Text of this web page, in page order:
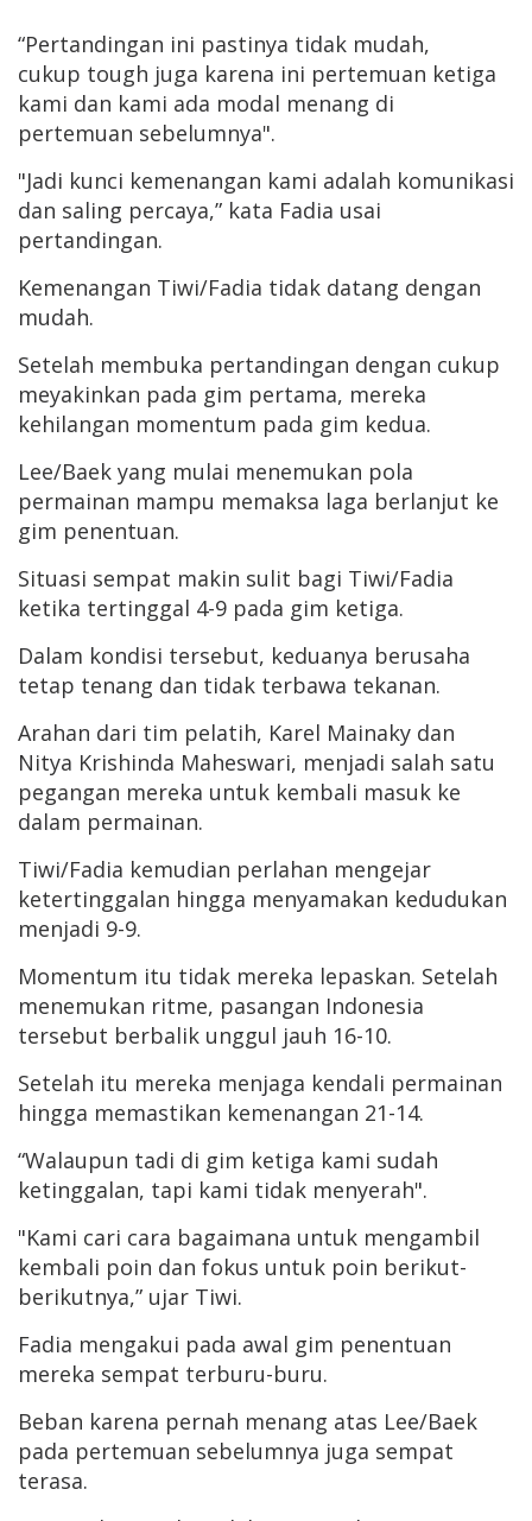
“Pertandingan ini pastinya tidak mudah,
cukup tough juga karena ini pertemuan ketiga
kami dan kami ada modal menang di
pertemuan sebelumnya".
"Jadi kunci kemenangan kami adalah komunikasi
dan saling percaya,” kata Fadia usai
pertandingan.
Kemenangan Tiwi/Fadia tidak datang dengan
mudah.
Setelah membuka pertandingan dengan cukup
meyakinkan pada gim pertama, mereka
kehilangan momentum pada gim kedua.
Lee/Baek yang mulai menemukan pola
permainan mampu memaksa laga berlanjut ke
gim penentuan.
Situasi sempat makin sulit bagi Tiwi/Fadia
ketika tertinggal 4-9 pada gim ketiga.
Dalam kondisi tersebut, keduanya berusaha
tetap tenang dan tidak terbawa tekanan.
Arahan dari tim pelatih, Karel Mainaky dan
Nitya Krishinda Maheswari, menjadi salah satu
pegangan mereka untuk kembali masuk ke
dalam permainan.
Tiwi/Fadia kemudian perlahan mengejar
ketertinggalan hingga menyamakan kedudukan
menjadi 9-9.
Momentum itu tidak mereka lepaskan. Setelah
menemukan ritme, pasangan Indonesia
tersebut berbalik unggul jauh 16-10.
Setelah itu mereka menjaga kendali permainan
hingga memastikan kemenangan 21-14.
“Walaupun tadi di gim ketiga kami sudah
ketinggalan, tapi kami tidak menyerah".
"Kami cari cara bagaimana untuk mengambil
kembali poin dan fokus untuk poin berikut-
berikutnya,” ujar Tiwi.
Fadia mengakui pada awal gim penentuan
mereka sempat terburu-buru.
Beban karena pernah menang atas Lee/Baek
pada pertemuan sebelumnya juga sempat
terasa.